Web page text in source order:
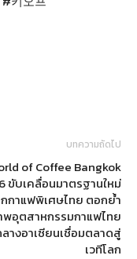
บทความถัดไป
of Coffee Bangkok
ขับเคลื่อนมาตรฐานใหม่
กาแฟพิเศษไทย ตอกย้ำ
อุตสาหกรรมกาแฟไทย
างอาเซียนเชื่อมตลาดสู่
เวทีโลก